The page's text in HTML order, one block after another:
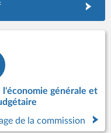
l'économie générale et
de la commission